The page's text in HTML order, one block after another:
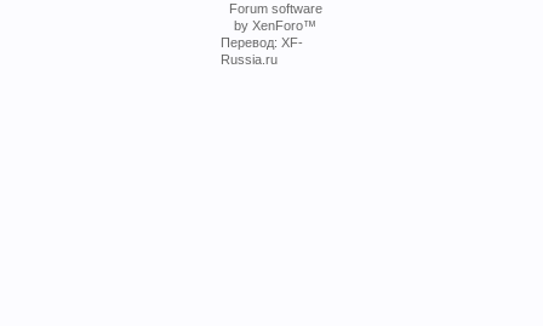
Forum software
by XenForo™
Перевод: XF-
Russia.ru